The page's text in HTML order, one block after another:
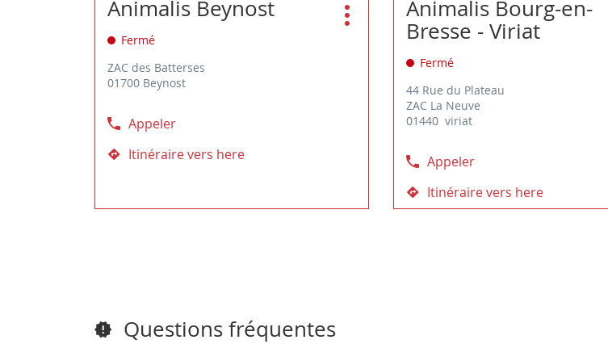
sur
ENTRÉE
pour
de
amples
Magasin
Animalis Beynost
Fermé
ZAC des Batterses
01700 Beynost
Appeler
Afficher
le
Itinéraire vers here
jusqu'au
Beynost
Plus
sur
ENTRÉE
pour
obtenir
de
amples
Magasin
:
Animalis Bourg-en-
Bresse - Viriat
Fermé
44 Rue du Plateau
ZAC La Neuve
01440 viriat
Appeler
Afficher
le
numéro
Itinéraire vers here
jusqu'au
Questions fréquentes